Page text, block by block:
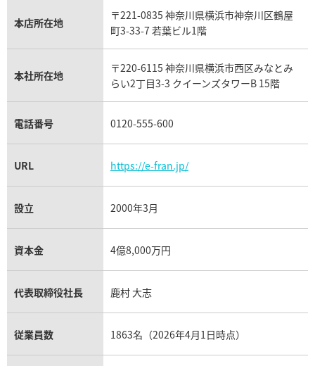
カルティエ買取
フランク ミュラー買取
リシャール・ミル買取
パネライ買取
チューダー（チュードル）買取
本店所在地
〒221-0835 神奈川県横浜市神奈川区鶴屋
町3-33-7 若葉ビル1階
本社所在地
〒220-6115 神奈川県横浜市西区みなとみ
らい2丁目3-3 クイーンズタワーB 15階
電話番号 0120-555-600
URL https://e-fran.jp/
設立 2000年3月
資本金 4億8,000万円
代表取締役社長 鹿村 大志
従業員数 1863名（2026年4月1日時点）